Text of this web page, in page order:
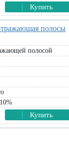
Купить
полосы
полосой
Купить